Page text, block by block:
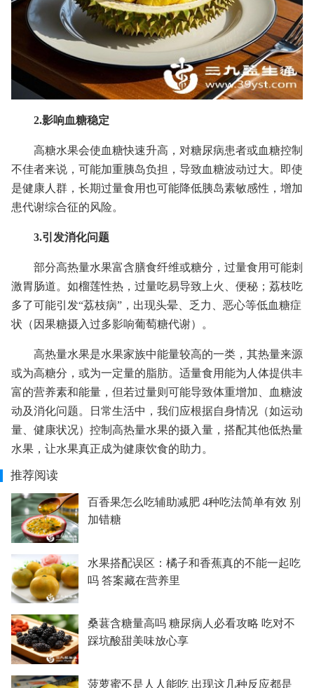
2.影响血糖稳定
高糖水果会使血糖快速升高，对糖尿病患者或血糖控制
不佳者来说，可能加重胰岛负担，导致血糖波动过大。即使
是健康人群，长期过量食用也可能降低胰岛素敏感性，增加
患代谢综合征的风险。
3.引发消化问题
部分高热量水果富含膳食纤维或糖分，过量食用可能刺
激胃肠道。如榴莲性热，过量吃易导致上火、便秘；荔枝吃
多了可能引发“荔枝病”，出现头晕、乏力、恶心等低血糖症
状（因果糖摄入过多影响葡萄糖代谢）。
高热量水果是水果家族中能量较高的一类，其热量来源
或为高糖分，或为一定量的脂肪。适量食用能为人体提供丰
富的营养素和能量，但若过量则可能导致体重增加、血糖波
动及消化问题。日常生活中，我们应根据自身情况（如运动
量、健康状况）控制高热量水果的摄入量，搭配其他低热量
水果，让水果真正成为健康饮食的助力。
推荐阅读
百香果怎么吃辅助减肥 4种吃法简单有效 别
加错糖
水果搭配误区：橘子和香蕉真的不能一起吃
吗 答案藏在营养里
桑葚含糖量高吗 糖尿病人必看攻略 吃对不
踩坑酸甜美味放心享
菠萝蜜不是人人能吃 出现这几种反应都是